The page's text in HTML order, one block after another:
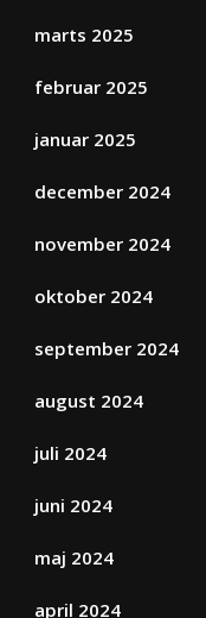
marts 2025
februar 2025
januar 2025
december 2024
november 2024
oktober 2024
september 2024
august 2024
juli 2024
juni 2024
maj 2024
april 2024